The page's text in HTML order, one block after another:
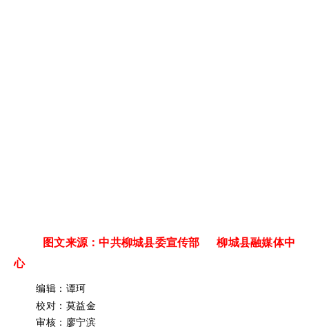
图文来源：中共柳城县委宣传部 柳城县融媒体中
心
编辑：谭珂
校对：莫益金
审核：廖宁滨